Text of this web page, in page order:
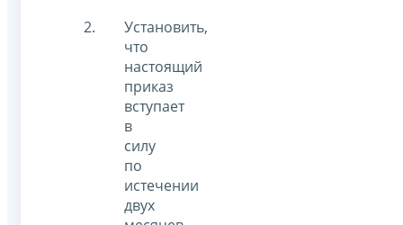
Установить,
что
настоящий
приказ
вступает
в
силу
по
истечении
двух